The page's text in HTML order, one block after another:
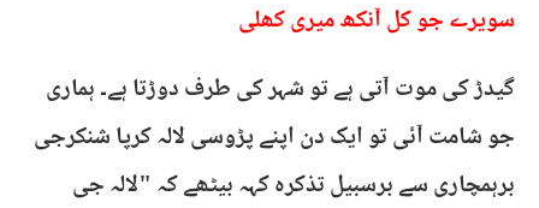
سویرے جو کل آنکھ میری کھلی
گیدڑ کی موت آتی ہے تو شہر کی طرف دوڑتا ہے۔ ہماری
جو شامت آئی تو ایک دن اپنے پڑوسی لالہ کرپا شنکرجی
برہمچاری سے برسبیل تذکرہ کہہ بیٹھے کہ "لالہ جی